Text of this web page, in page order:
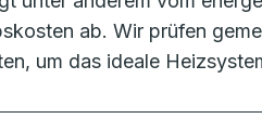
ab. Wir prüfen
um das ideale